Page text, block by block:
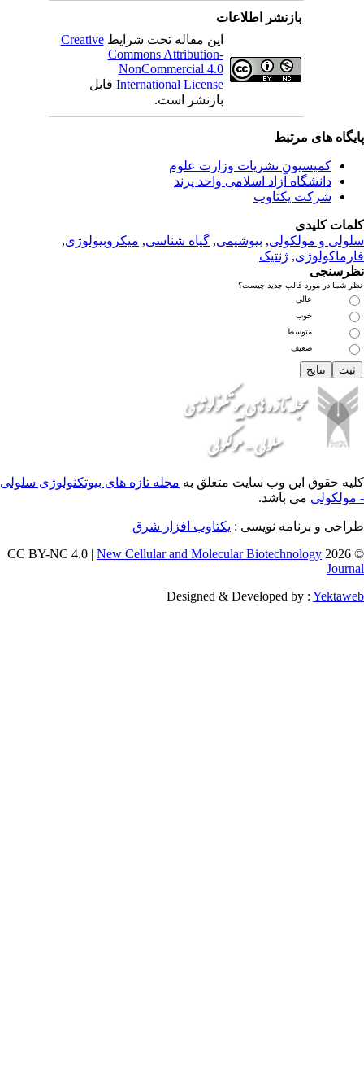
اطلاعات
این مقاله تحت شرایطCreative
Commons Attribution-
NonCommercial 4.0
International Licenseقابل
نشریات وزارت علوم
اسلامی واحد پرند
,بیوشیمی,گیاه شناسی,میکروبیولوژی
جدید چیست؟
وب سایت متعلق بهمجله تازه های بیوتکنولوژی سلولی
نویسی :یکتاوب افزار شرق
New Cellular and Molecular
Designed &